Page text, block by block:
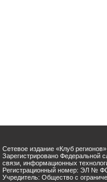
Сетевое издание «Клуб регионов»
Зарегистрировано Федеральной
связи, информационных
Регистрационный номер: ЭЛ №
Учредитель: Общество с